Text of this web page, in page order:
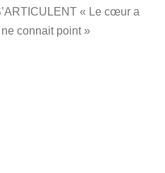
« Le cœur a
connait point »